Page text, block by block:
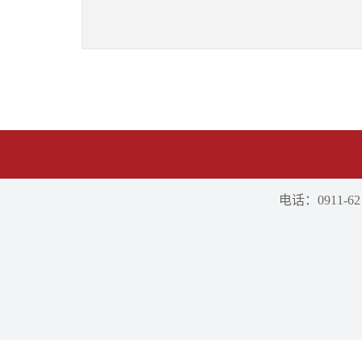
电话：0911-